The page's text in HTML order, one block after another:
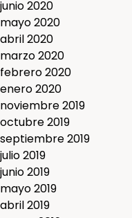
junio 2020
mayo 2020
abril 2020
marzo 2020
febrero 2020
enero 2020
noviembre 2019
octubre 2019
septiembre 2019
julio 2019
junio 2019
mayo 2019
abril 2019